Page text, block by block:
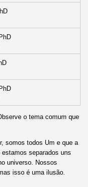
o tema comum que
somos todos Um e que a
separados uns
universo. Nossos
isso é uma ilusão.